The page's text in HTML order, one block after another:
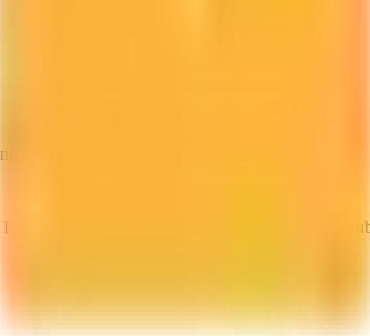
Encuentra, compara y contacta agencias